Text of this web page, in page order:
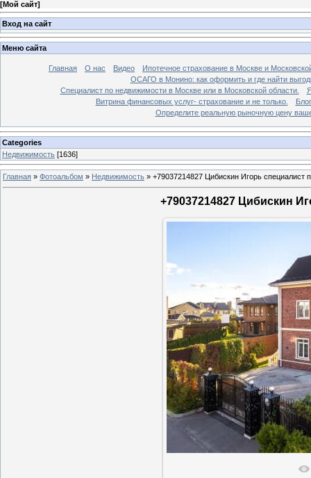
[Мой сайт]
Вход на сайт
Меню сайта
Главная О нас Видео
Ипотечное страхование в Москве и
ОСАГО в Монино: как оформить и где найти
Специалист по недвижимости в Москве или в Московской области.
Витрина финансовых услуг- страхование и не только.
Блог
Определите реальную рыночную цену
Categories
Недвижимость [1636]
Главная » Фотоальбом » Недвижимость » +79037214827 Цибискин Игорь специалист
+79037214827 Цибискин
В